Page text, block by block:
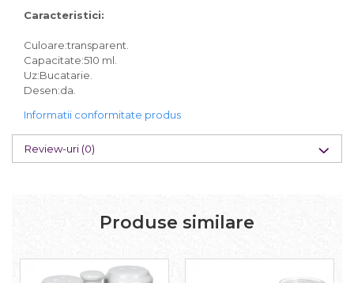
Caracteristici:
Culoare:transparent.
Capacitate:510 ml.
Uz:Bucatarie.
Desen:da.
Informatii conformitate produs
Review-uri (0)
Produse similare